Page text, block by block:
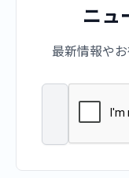
ニュ
最新情報や